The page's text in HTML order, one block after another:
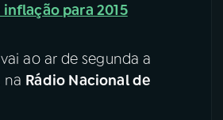
para 2015
vai ao ar de segunda a
na Rádio Nacional de